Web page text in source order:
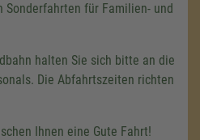
Sonderfahrten für Familien- und
halten Sie sich bitte an die
Die Abfahrtszeiten richten
Ihnen eine Gute Fahrt!